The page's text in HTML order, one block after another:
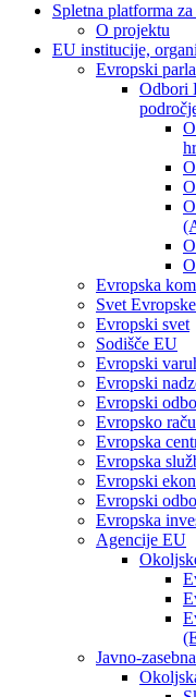
Spletna platforma
O projektu
EU institucije,
Evropski
Odbori
Evropska
Svet
Evropski svet
Sodišče EU
Evropski
Evropski
Evropski
Evropsko
Evropska
Evropska
Evropski
Evropski
Evropska
Agencije EU
Javno-